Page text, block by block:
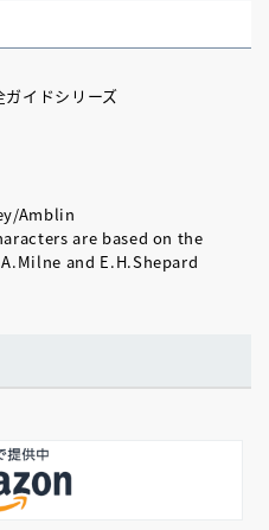
イドシリーズ
Amblin
are based on the
and E.H.Shepard